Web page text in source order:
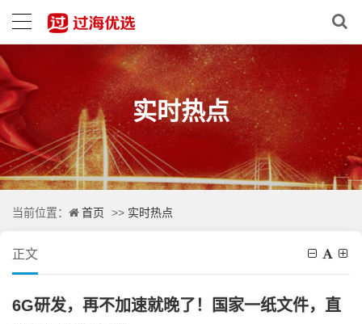
实时热点
当前位置： 首页 >> 实时热点
正文
6G研发，再不加速就晚了！国家一纸文件，直